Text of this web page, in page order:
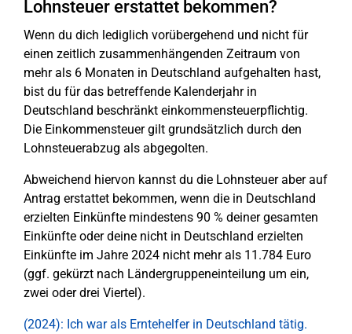
Lohnsteuer erstattet bekommen?
Wenn du dich lediglich vorübergehend und nicht für
einen zeitlich zusammenhängenden Zeitraum von
mehr als 6 Monaten in Deutschland aufgehalten hast,
bist du für das betreffende Kalenderjahr in
Deutschland beschränkt einkommensteuerpflichtig.
Die Einkommensteuer gilt grundsätzlich durch den
Lohnsteuerabzug als abgegolten.
Abweichend hiervon kannst du die Lohnsteuer aber auf
Antrag erstattet bekommen, wenn die in Deutschland
erzielten Einkünfte mindestens 90 % deiner gesamten
Einkünfte oder deine nicht in Deutschland erzielten
Einkünfte im Jahre 2024 nicht mehr als 11.784 Euro
(ggf. gekürzt nach Ländergruppeneinteilung um ein,
zwei oder drei Viertel).
(2024): Ich war als Erntehelfer in Deutschland tätig.